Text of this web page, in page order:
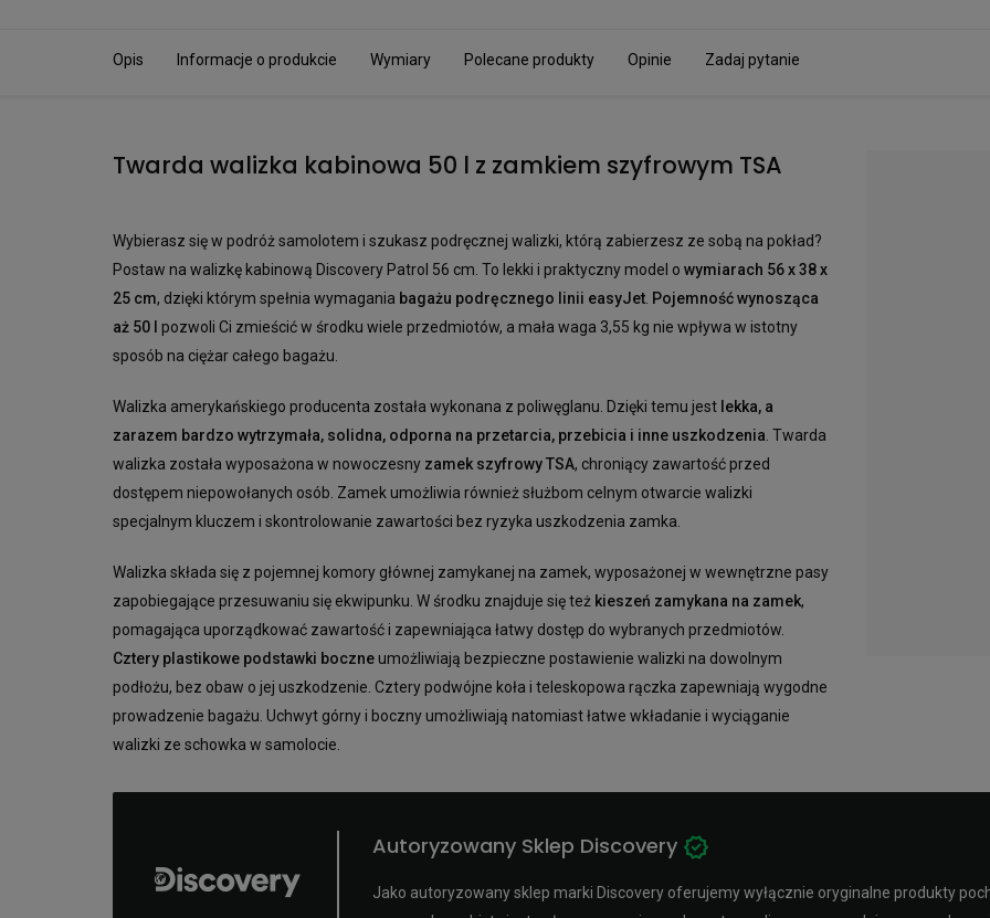
Opis Informacje o produkcie Wymiary Polecane produkty Opinie Zadaj pytanie
Twarda walizka kabinowa 50 l z zamkiem szyfrowym TSA
Wybierasz się w podróż samolotem i szukasz podręcznej walizki, którą zabierzesz ze sobą na pokład?
Postaw na walizkę kabinową Discovery Patrol 56 cm. To lekki i praktyczny model o wymiarach 56 x 38 x
25 cm, dzięki którym spełnia wymagania bagażu podręcznego linii easyJet Pojemność wynosząca
aż 50 l pozwoli Ci zmieścić w środku wiele przedmiotów, a mała waga 3,55 kg nie wpływa w istotny
sposób na ciężar całego bagażu.
Walizka amerykańskiego producenta została wykonana z poliwęglanu. Dzięki temu jest lekka, a
zarazem bardzo wytrzymała, solidna, odporna na przetarcia, przebicia i inne uszkodzenia . Twarda
walizka została wyposażona w nowoczesny zamek szyfrowy TSA, chroniący zawartość przed
dostępem niepowołanych osób. Zamek umożliwia również służbom celnym otwarcie walizki
specjalnym kluczem i skontrolowanie zawartości bez ryzyka uszkodzenia zamka.
Walizka składa się z pojemnej komory głównej zamykanej na zamek, wyposażonej w wewnętrzne pasy
zapobiegające przesuwaniu się ekwipunku. W środku znajduje się też kieszeń zamykana na zamek,
pomagająca uporządkować zawartość i zapewniająca łatwy dostęp do wybranych przedmiotów.
Cztery plastikowe podstawki boczneumożliwiają bezpieczne postawienie walizki na dowolnym
podłożu, bez obaw o jej uszkodzenie. Cztery podwójne koła i teleskopowa rączka zapewniają wygodne
prowadzenie bagażu. Uchwyt górny i boczny umożliwiają natomiast łatwe wkładanie i wyciąganie
walizki ze schowka w samolocie.
Autoryzowany Sklep Discovery
Jako autoryzowany sklep marki Discovery oferujemy wyłącznie oryginalne produkty